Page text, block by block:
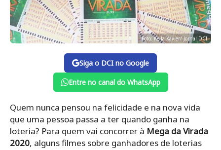
Foto: Keila Xavier/ Jornal DCI
Siga o DCI no Google
Entre no canal do WhatsApp
Quem nunca pensou na felicidade e na nova vida
que uma pessoa passa a ter quando ganha na
loteria? Para quem vai concorrer à Mega da Virada
2020, alguns filmes sobre ganhadores de loterias